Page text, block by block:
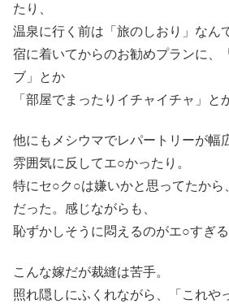
たり、
温泉に行く前は「旅のしおり」なん
宿に着いてからのお勧めプランに、
ブ」とか
「部屋でまったりイチャイチャ」と
他にもメシウマでレパートリーが幅
雰囲気に反してエ○かったり。
特にセ○ク○は嫌いかと思ってたから
だった。感じながらも、
恥ずかしそうに悶えるのがエ○すぎ
こんな嫁だが裁縫は苦手。
照れ隠しにふくれながら、「これや